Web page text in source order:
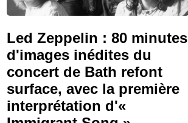
Led Zeppelin : 80 minutes
d'images inédites du
concert de Bath refont
surface, avec la première
interprétation d'«